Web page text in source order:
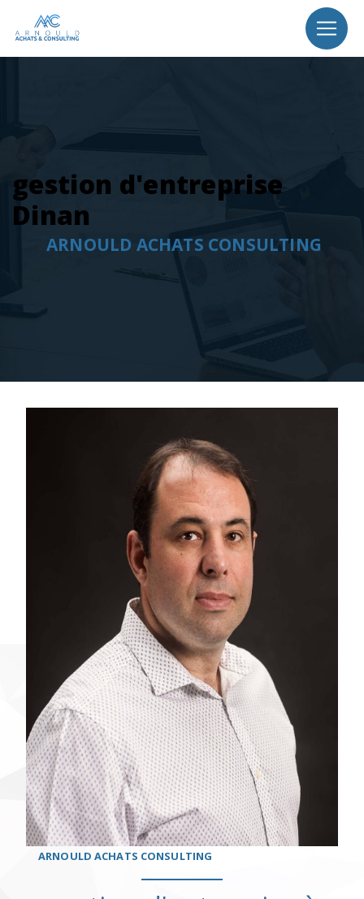
gestion d'entreprise
Dinan
ARNOULD ACHATS CONSULTING
ARNOULD ACHATS CONSULTING
Panneau de gestion des cookies